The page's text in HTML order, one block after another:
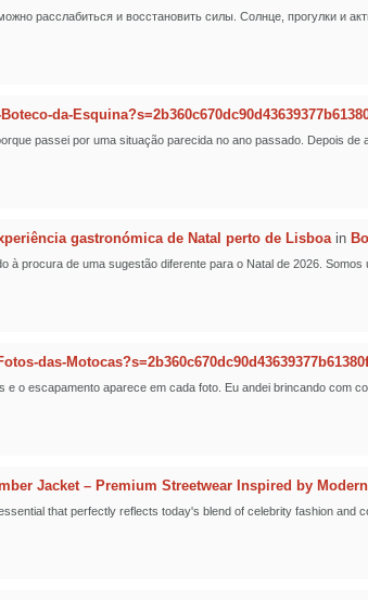
расслабиться и восстановить силы. Солнце, прогулки и
da-
passei por uma situação parecida no ano passado. Depois de
gastronómica de Natal perto de Lisboain
à procura de uma sugestão diferente para o Natal de 2026. Somos
das-
o escapamento aparece em cada foto. Eu andei brincando com
Jacket – Premium Streetwear Inspired by
that perfectly reflects today's blend of celebrity fashion and